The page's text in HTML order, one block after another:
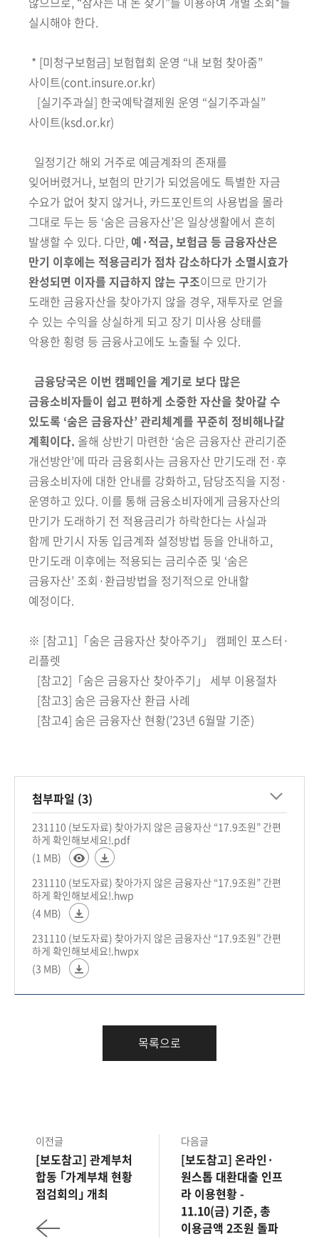
실시해야 한다.
* [미청구보험금] 보험협회 운영 “내 보험 찾아줌”
사이트(cont.insure.or.kr)
[실기주과실] 한국예탁결제원 운영 “실기주과실”
사이트(ksd.or.kr)
일정기간 해외 거주로 예금계좌의 존재를
잊어버렸거나, 보험의 만기가 되었음에도 특별한 자금
수요가 없어 찾지 않거나, 카드포인트의 사용법을 몰라
그대로 두는 등 ‘숨은 금융자산’은 일상생활에서 흔히
발생할 수 있다. 다만, 예·적금, 보험금 등 금융자산은
만기 이후에는 적용금리가 점차 감소하다가 소멸시효가
완성되면 이자를 지급하지 않는 구조이므로 만기가
도래한 금융자산을 찾아가지 않을 경우, 재투자로 얻을
수 있는 수익을 상실하게 되고 장기 미사용 상태를
악용한 횡령 등 금융사고에도 노출될 수 있다.
금융당국은 이번 캠페인을 계기로 보다 많은
금융소비자들이 쉽고 편하게 소중한 자산을 찾아갈 수
있도록 ‘숨은 금융자산’ 관리체계를 꾸준히 정비해나갈
계획이다. 올해 상반기 마련한 ‘숨은 금융자산 관리기준
개선방안’에 따라 금융회사는 금융자산 만기도래 전·후
금융소비자에 대한 안내를 강화하고, 담당조직을 지정·
운영하고 있다. 이를 통해 금융소비자에게 금융자산의
만기가 도래하기 전 적용금리가 하락한다는 사실과
함께 만기시 자동 입금계좌 설정방법 등을 안내하고,
만기도래 이후에는 적용되는 금리수준 및 ‘숨은
금융자산’ 조회·환급방법을 정기적으로 안내할
예정이다.
※ [참고1]「숨은 금융자산 찾아주기」 캠페인 포스터·
리플렛
[참고2]「숨은 금융자산 찾아주기」 세부 이용절차
[참고3] 숨은 금융자산 환급 사례
[참고4] 숨은 금융자산 현황(’23년 6월말 기준)
첨부파일 (3)
231110 (보도자료) 찾아가지 않은 금융자산 “17.9조원” 간편
하게 확인해보세요!.pdf
(1 MB)
231110 (보도자료) 찾아가지 않은 금융자산 “17.9조원” 간편
하게 확인해보세요!.hwp
(4 MB)
231110 (보도자료) 찾아가지 않은 금융자산 “17.9조원” 간편
하게 확인해보세요!.hwpx
(3 MB)
목록으로
이전글
[보도참고] 관계부처
합동 ｢가계부채 현황
점검회의｣ 개최
다음글
[보도참고] 온라인·
원스톱 대환대출 인프
라 이용현황 -
11.10(금) 기준, 총
이용금액 2조원 돌파